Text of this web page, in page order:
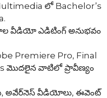
లో Bachelor’s
వీడియో ఎడిటింగ్ అనుభవం
Premiere Pro, Final
మొదలైన వాటిలో ప్రావీణ్యం
అవేర్‌నెస్ వీడియోలు, ఈవెంట్